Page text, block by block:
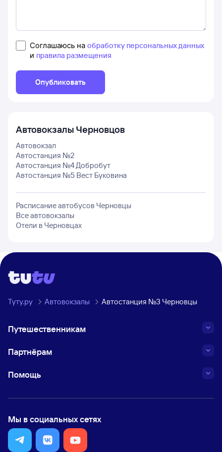
Соглашаюсь на обработку персональных данных
и правила размещения
Опубликовать
Автовокзалы Черновцов
Автовокзал
Автостанция №2
Автостанция №4 Добробут
Автостанция №5 Вест Буковина
Расписание автобусов Черновцы
Все автовокзалы
Отели в Черновцах
Туту.ру Автовокзалы Автостанция №3 Черновцы
Путешественникам
Партнёрам
Помощь
Мы в социальных сетях